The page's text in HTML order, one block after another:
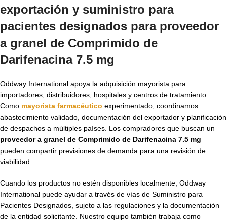
exportación y suministro para
pacientes designados para proveedor
a granel de Comprimido de
Darifenacina 7.5 mg
Oddway International apoya la adquisición mayorista para
importadores, distribuidores, hospitales y centros de tratamiento.
Como mayorista farmacéutico experimentado, coordinamos
abastecimiento validado, documentación del exportador y planificación
de despachos a múltiples países. Los compradores que buscan un
proveedor a granel de Comprimido de Darifenacina 7.5 mg
pueden compartir previsiones de demanda para una revisión de
viabilidad.
Cuando los productos no estén disponibles localmente, Oddway
International puede ayudar a través de vías de Suministro para
Pacientes Designados, sujeto a las regulaciones y la documentación
de la entidad solicitante. Nuestro equipo también trabaja como